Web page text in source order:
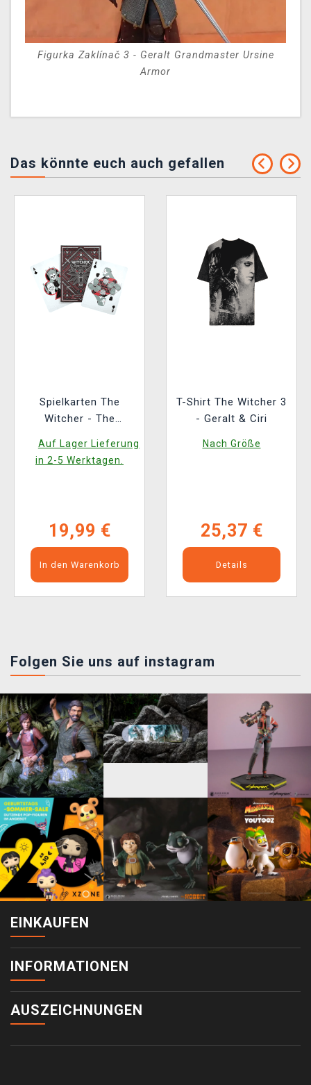
Figurka Zaklínač 3 - Geralt Grandmaster Ursine
Armor
Das könnte euch auch gefallen
Spielkarten The
Witcher - The
Auf Lager Lieferung
in 2-5 Werktagen.
19,99 €
In den Warenkorb
T-Shirt The Witcher 3
- Geralt & Ciri
Nach Größe
25,37 €
Details
Folgen Sie uns auf instagram
EINKAUFEN
INFORMATIONEN
AUSZEICHNUNGEN